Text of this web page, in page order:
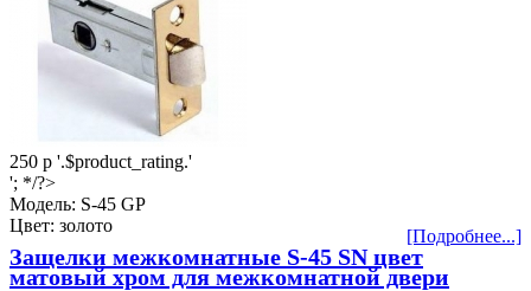
250 р '.$product_rating.'
'; */?>
Модель: S-45 GP
Цвет: золото
[Подробнее...]
Защелки межкомнатные S-45 SN цвет
матовый хром для межкомнатной двери